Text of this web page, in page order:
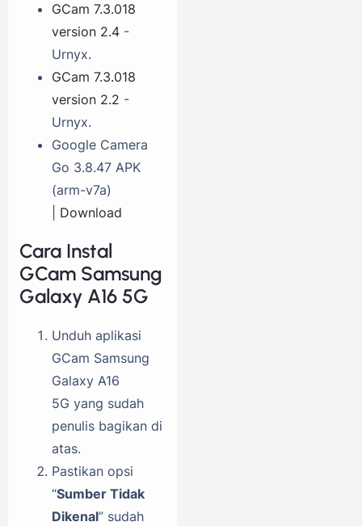
GCam 7.3.018
version 2.4 -
Urnyx.
GCam 7.3.018
version 2.2 -
Urnyx.
Google Camera
Go 3.8.47 APK
(arm-v7a)
Download
Cara Instal
GCam Samsung
Galaxy A16 5G
Unduh aplikasi
GCam Samsung
Galaxy A16
5G yang sudah
penulis bagikan di
atas.
Pastikan opsi
“Sumber Tidak
Dikenal” sudah